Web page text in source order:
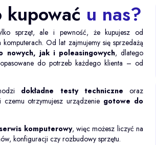
kupować u nas?
sprzęt, ale i pewność, że kupujesz od
Od lat zajmujemy się sprzedażą
jak i poleasingowych, dlatego
do potrzeb każdego klienta – od
dokładne testy techniczne oraz
otrzymujesz urządzenie gotowe do
komputerowy, więc możesz liczyć na
konfiguracji czy rozbudowy sprzętu.